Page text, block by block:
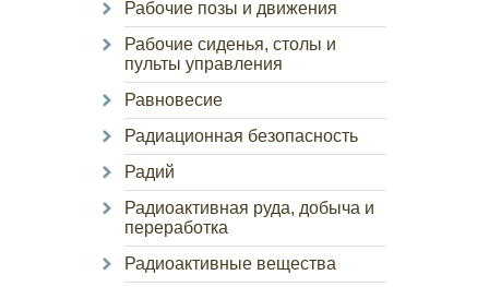
Рабочие позы и движения
Рабочие сиденья, столы и
пульты управления
Равновесие
Радиационная безопасность
Радий
Радиоактивная руда, добыча и
переработка
Радиоактивные вещества